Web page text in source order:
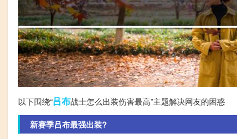
以下围绕“吕布战士怎么出装伤害最高”主题解决网友的困惑
新赛季吕布最强出装?